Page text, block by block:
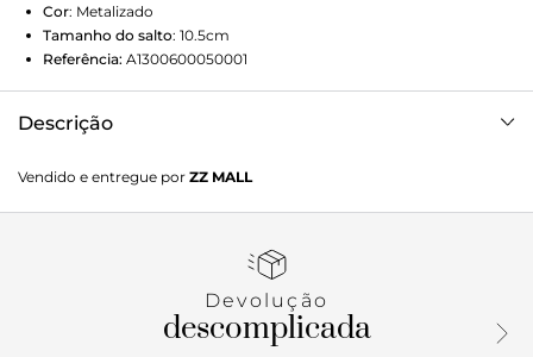
Cor: Metalizado
Tamanho do salto: 10.5cm
Referência: A1300600050001
Descrição
quadrado. Traz duas tiras finas sobre os dedos e uma no
peito do pé. Aberta, possui tiras em torno do calcanhar e
palmilha da cor da sandália em matelassê e calcanheira lisa
Vendido e entregue por ZZ MALL
Devolução
descomplicada